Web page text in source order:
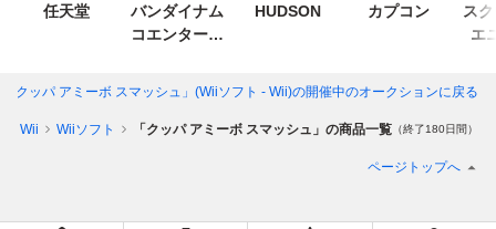
任天堂
バンダイナム
コエンターテ
HUDSON カプコン
ス
エ
「クッパ アミーボ スマッシュ」(Wiiソフト - Wii)の開催中のオークションに戻る
Wii Wiiソフト 「クッパ アミーボ スマッシュ」の商品一覧 （終了180日間）
ページトップへ